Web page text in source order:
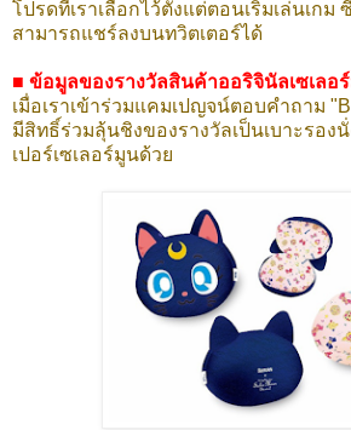
โปรดที่เราเลือกไว้ตั้งแต่ตอนเริ่มเล่นเก
สามารถแชร์ลงบนทวิตเตอร์ได้
■ ข้อมูลของรางวัลสินค้าออริจินัลเซเลอ
เมื่อเราเข้าร่วมแคมเปญจน์ตอบคำถาม
มีสิทธิ์ร่วมลุ้นชิงของรางวัลเป็นเบาะรอ
เปอร์เซเลอร์มูนด้วย